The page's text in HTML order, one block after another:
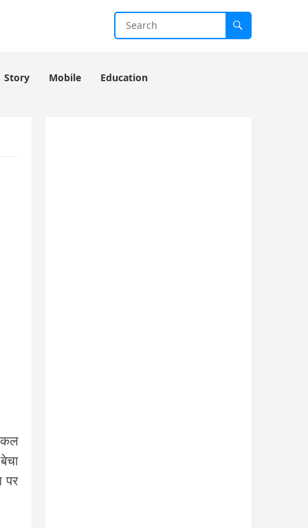
Story Mobile Education
पर